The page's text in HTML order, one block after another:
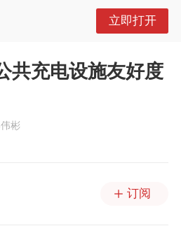
立即打开
共充电设施友好度
彬
订阅